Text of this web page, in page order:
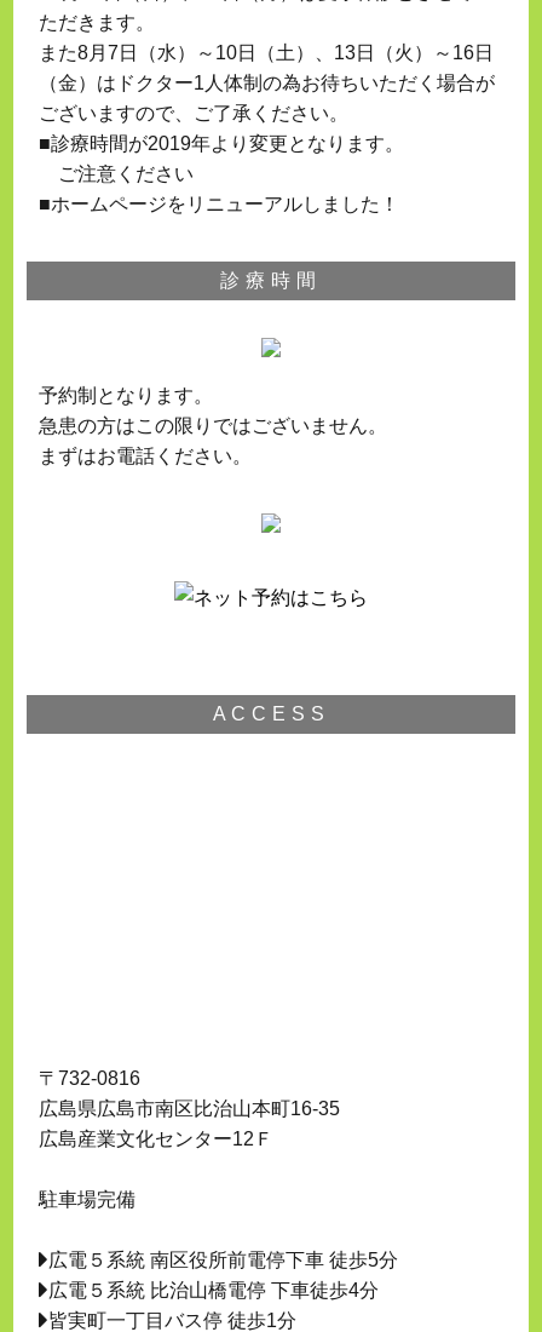
ただきます。
また8月7日（水）～10日（土）、13日（火）～16日
（金）はドクター1人体制の為お待ちいただく場合が
ございますので、ご了承ください。
■診療時間が2019年より変更となります。
ご注意ください
■ホームページをリニューアルしました！
診療時間
予約制となります。
急患の方はこの限りではございません。
まずはお電話ください。
ACCESS
〒732-0816
広島県広島市南区比治山本町16-35
広島産業文化センター12Ｆ
駐車場完備
広電５系統 南区役所前電停下車 徒歩5分
広電５系統 比治山橋電停 下車徒歩4分
皆実町一丁目バス停 徒歩1分